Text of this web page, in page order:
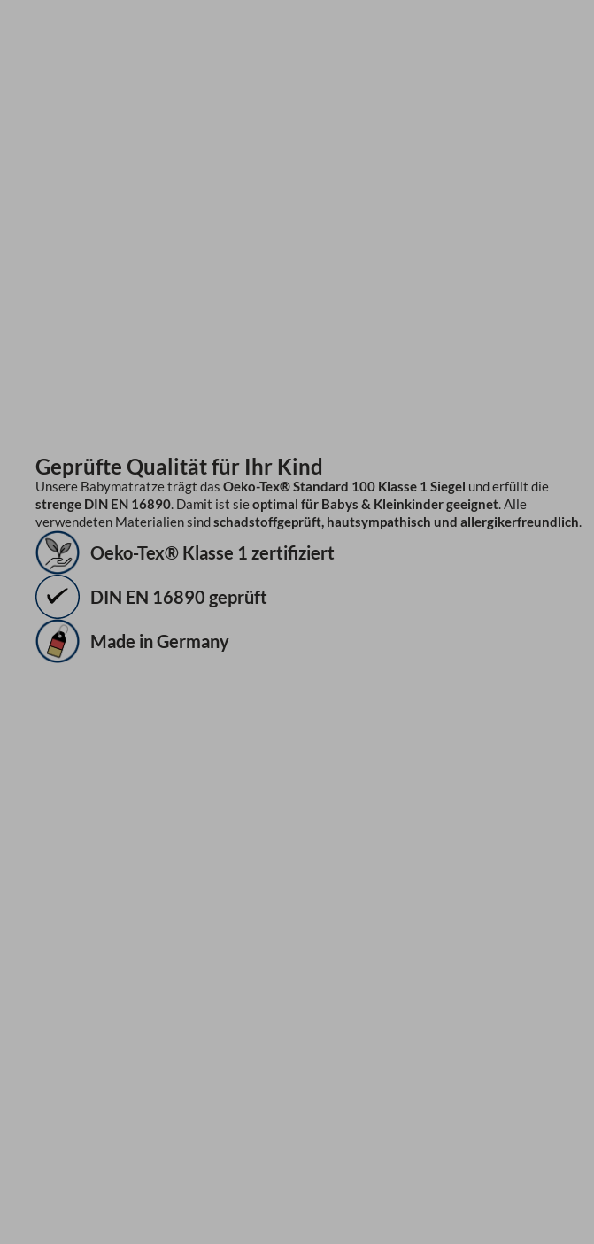
Geprüfte Qualität für Ihr Kind
Unsere Babymatratze trägt dasOeko-Tex® Standard 100 Klasse 1 Siegel und erfüllt die
strenge DIN EN 16890. Damit ist sieoptimal für Babys & Kleinkinder geeignet. Alle
verwendeten Materialien sindschadstoffgeprüft, hautsympathisch und allergikerfreundlich.
Oeko-Tex® Klasse 1 zertifiziert
DIN EN 16890 geprüft
Made in Germany